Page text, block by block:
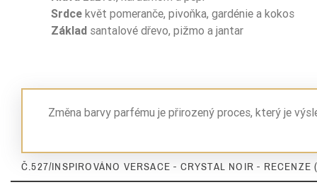
Srdce květ pomeranče, pivoňka, gardénie a kokos
Základ santalové dřevo, pižmo a jantar
Typ Zapachu
Sugerowane Użycie
Nuty Głowy
Změna barvy parfému je přirozený proces, který je
Č.527/INSPIROVÁNO VERSACE - CRYSTAL NOIR - RECENZE